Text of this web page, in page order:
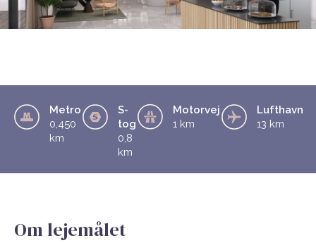
Metro
0,450
km
S-
tog
0,8
km
Motorvej
1 km
Lufthavn
13 km
Om lejemålet